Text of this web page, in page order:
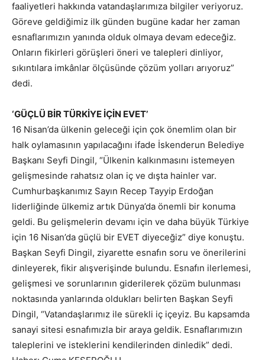
faaliyetleri hakkında vatandaşlarımıza bilgiler veriyoruz.
Göreve geldiğimiz ilk günden bugüne kadar her zaman
esnaflarımızın yanında olduk olmaya devam edeceğiz.
Onların fikirleri görüşleri öneri ve talepleri dinliyor,
sıkıntılara imkânlar ölçüsünde çözüm yolları arıyoruz”
dedi.
‘GÜÇLÜ BİR TÜRKİYE İÇİN EVET’
16 Nisan’da ülkenin geleceği için çok önemlim olan bir
halk oylamasının yapılacağını ifade İskenderun Belediye
Başkanı Seyfi Dingil, “Ülkenin kalkınmasını istemeyen
gelişmesinde rahatsız olan iç ve dışta hainler var.
Cumhurbaşkanımız Sayın Recep Tayyip Erdoğan
liderliğinde ülkemiz artık Dünya’da önemli bir konuma
geldi. Bu gelişmelerin devamı için ve daha büyük Türkiye
için 16 Nisan’da güçlü bir EVET diyeceğiz” diye konuştu.
Başkan Seyfi Dingil, ziyarette esnafın soru ve önerilerini
dinleyerek, fikir alışverişinde bulundu. Esnafın ilerlemesi,
gelişmesi ve sorunlarının giderilerek çözüm bulunması
noktasında yanlarında oldukları belirten Başkan Seyfi
Dingil, “Vatandaşlarımız ile sürekli iç içeyiz. Bu kapsamda
sanayi sitesi esnafımızla bir araya geldik. Esnaflarımızın
taleplerini ve isteklerini kendilerinden dinledik” dedi.